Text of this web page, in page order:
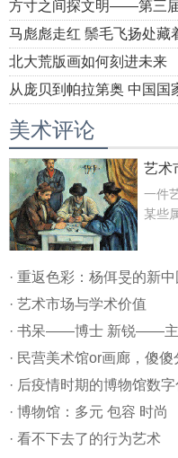
方寸之间探文明——第三
马彪彪走红 鬃毛飞扬处藏
北大荒版画如何刻进未来
从庞贝到帕拉第奥 中国国
美术评论
艺术
一件
某些
· 重返色彩：杨佴旻的新
· 艺术市场与学术价值
· 书呆——博士 新锐——
· 民营美术馆or画廊，傻傻
· 后疫情时期的博物馆数
· 博物馆：多元 包容 时尚
· 看不下去了的行为艺术